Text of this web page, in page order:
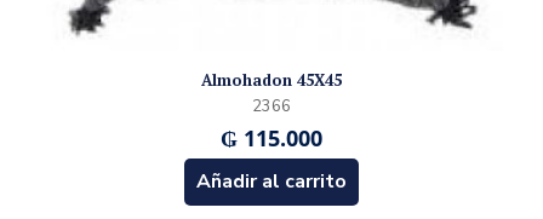
Almohadon 45X45
2366
₲ 115.000
Añadir al carrito